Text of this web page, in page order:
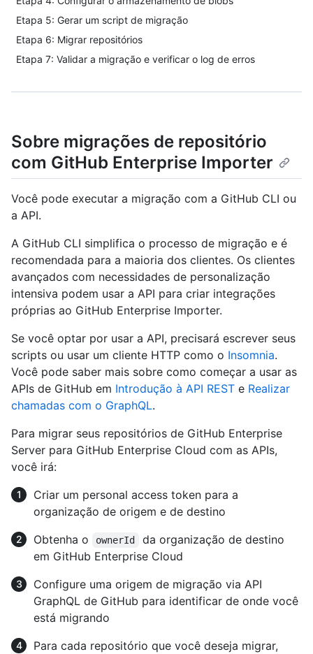
Etapa 5: Gerar um script de migração
Etapa 6: Migrar repositórios
Etapa 7: Validar a migração e verificar o log de erros
Sobre migrações de repositório
com GitHub Enterprise Importer
Você pode executar a migração com a GitHub CLI ou
a API.
A GitHub CLI simplifica o processo de migração e é
recomendada para a maioria dos clientes. Os clientes
avançados com necessidades de personalização
intensiva podem usar a API para criar integrações
próprias ao GitHub Enterprise Importer.
Se você optar por usar a API, precisará escrever seus
scripts ou usar um cliente HTTP como o Insomnia.
Você pode saber mais sobre como começar a usar as
APIs de GitHub em Introdução à API REST e Realizar
chamadas com o GraphQL.
Para migrar seus repositórios de GitHub Enterprise
Server para GitHub Enterprise Cloud com as APIs,
você irá:
Criar um personal access token para a
organização de origem e de destino
Obtenha o
ownerId
da organização de destino
em GitHub Enterprise Cloud
Configure uma origem de migração via API
GraphQL de GitHub para identificar de onde você
está migrando
Para cada repositório que você deseja migrar,